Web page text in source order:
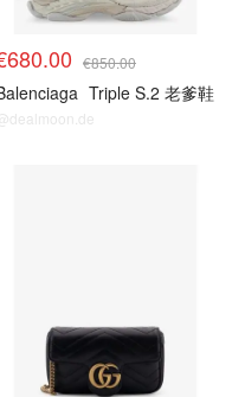
€850.00
Triple S.2 老爹鞋
@dealmoon.de